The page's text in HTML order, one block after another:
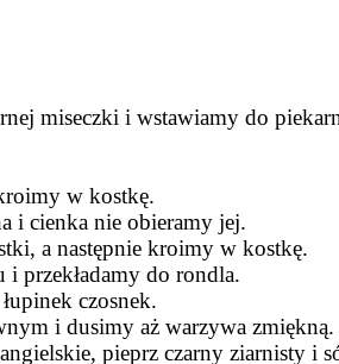
miseczki i wstawiamy do
w kostkę.
i cienka nie obieramy jej.
a następnie kroimy w kostkę.
przekładamy do rondla.
czosnek.
i dusimy aż warzywa
pieprz czarny ziarnisty i